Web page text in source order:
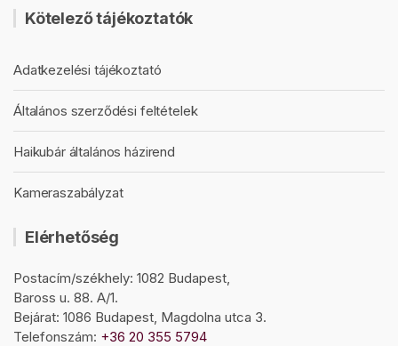
Kötelező tájékoztatók
Adatkezelési tájékoztató
Általános szerződési feltételek
Haikubár általános házirend
Kameraszabályzat
Elérhetőség
Postacím/székhely: 1082 Budapest,
Baross u. 88. A/1.
Bejárat: 1086 Budapest, Magdolna utca 3.
Telefonszám: +36 20 355 5794